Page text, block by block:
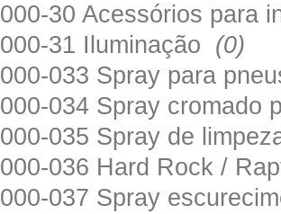
000-30 Acessórios para
000-31 Iluminação (0)
000-033 Spray para
000-034 Spray cromado
000-035 Spray de
000-036 Hard Rock /
000-037 Spray